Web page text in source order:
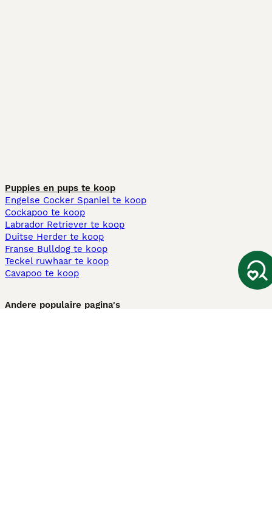
Puppies en pups te koop
Engelse Cocker Spaniel te koop
Cockapoo te koop
Labrador Retriever te koop
Duitse Herder te koop
Franse Bulldog te koop
Teckel ruwhaar te koop
Cavapoo te koop
Andere populaire pagina's